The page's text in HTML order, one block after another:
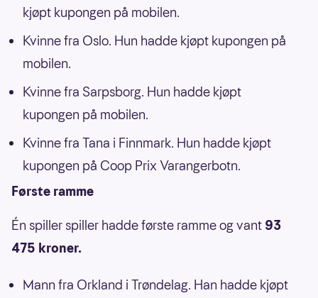
kjøpt kupongen på mobilen.
Kvinne fra Oslo. Hun hadde kjøpt kupongen på
mobilen.
Kvinne fra Sarpsborg. Hun hadde kjøpt
kupongen på mobilen.
Kvinne fra Tana i Finnmark. Hun hadde kjøpt
kupongen på Coop Prix Varangerbotn.
Første ramme
Én spiller spiller hadde første ramme og vant 93
475 kroner.
Mann fra Orkland i Trøndelag. Han hadde kjøpt